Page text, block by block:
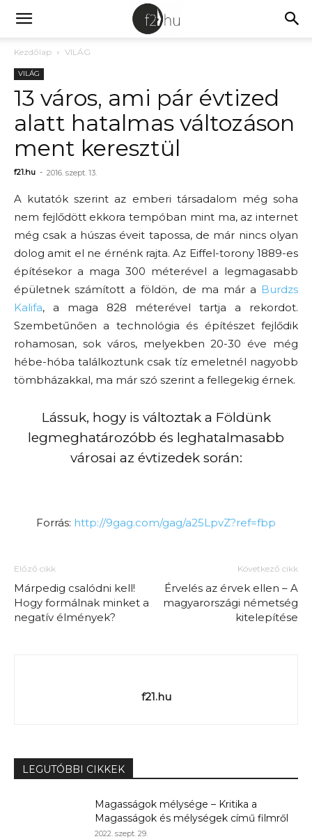
Kezdőlap VILÁG
VILÁG
13 város, ami pár évtized
alatt hatalmas változáson
ment keresztül
f21.hu - 2016. szept. 13.
A kutatók szerint az emberi társadalom még soha
nem fejlődött ekkora tempóban mint ma, az internet
még csak a húszas éveit tapossa, de már nincs olyan
dolog amit el ne érnénk rajta. Az Eiffel-torony 1889-es
építésekor a maga 300 méterével a legmagasabb
épületnek számított a földön, de ma már a Burdzs
Kalifa, a maga 828 méterével tartja a rekordot.
Szembetűnően a technológia és építészet fejlődik
rohamosan, sok város, melyekben 20-30 éve még
hébe-hóba találkoztunk csak tíz emeletnél nagyobb
tömbházakkal, ma már szó szerint a fellegekig érnek.
Lássuk, hogy is változtak a Földünk
legmeghatározóbb és leghatalmasabb
városai az évtizedek során:
Forrás: http://9gag.com/gag/a25LpvZ?ref=fbp
Előző cikk
Márpedig csalódni kell!
Hogy formálnak minket a
negatív élmények?
Következő cikk
Érvelés az érvek ellen – A
magyarországi németség
kitelepítése
f21.hu
LEGUTÓBBI CIKKEK
Magasságok mélysége – Kritika a
Magasságok és mélységek című filmről
2022. szept. 29.